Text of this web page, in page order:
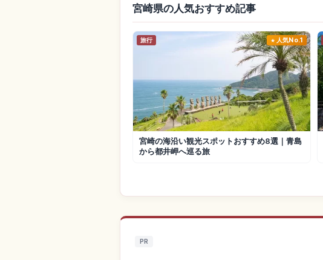
宮崎県の人気おすすめ記事
旅行 人気No.1
宮崎の海沿い観光スポットおすすめ8選｜青島
から都井岬へ巡る旅
PR